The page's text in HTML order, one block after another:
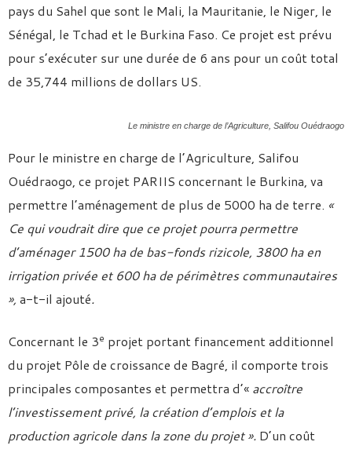
pays du Sahel que sont le Mali, la Mauritanie, le Niger, le
Sénégal, le Tchad et le Burkina Faso. Ce projet est prévu
pour s’exécuter sur une durée de 6 ans pour un coût total
de 35,744 millions de dollars US.
Le ministre en charge de l’Agriculture, Salifou Ouédraogo
Pour le ministre en charge de l’Agriculture, Salifou
Ouédraogo, ce projet PARIIS concernant le Burkina, va
permettre l’aménagement de plus de 5000 ha de terre. «
Ce qui voudrait dire que ce projet pourra permettre
d’aménager 1500 ha de bas-fonds rizicole, 3800 ha en
irrigation privée et 600 ha de périmètres communautaires
», a-t-il ajouté.
Concernant le 3e projet portant financement additionnel
du projet Pôle de croissance de Bagré, il comporte trois
principales composantes et permettra d’« accroître
l’investissement privé, la création d’emplois et la
production agricole dans la zone du projet ». D’un coût